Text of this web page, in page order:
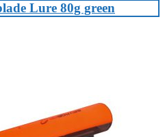
Lure 80g green